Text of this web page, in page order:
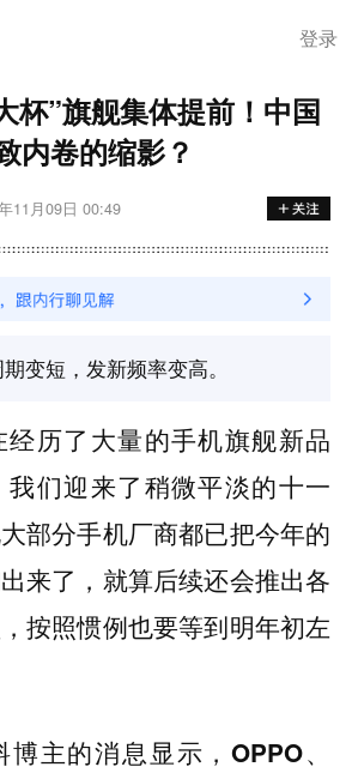
登录
杯”旗舰集体提前！中国
内卷的缩影？
11月09日 00:49
变短，发新频率变高。
历了大量的手机旗舰新品
我们迎来了稍微平淡的十一
部分手机厂商都已把今年的
来了，就算后续还会推出各
按照惯例也要等到明年初左
博主的消息显示，OPPO、